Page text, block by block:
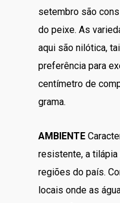
setembro são
do peixe. As
aqui são nilótica,
preferência para
centímetro de
grama.
AMBIENTE
resistente, a
regiões do país.
locais onde as